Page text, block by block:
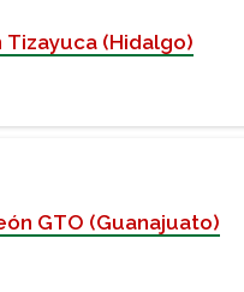
(Hidalgo)
GTO (Guanajuato)